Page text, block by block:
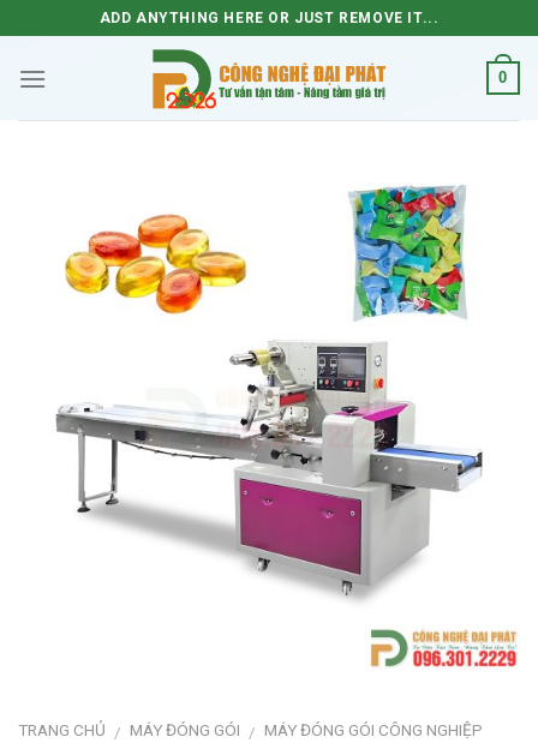
to
content
ADD ANYTHING HERE OR JUST REMOVE IT...
0
TRANG CHỦ / MÁY ĐÓNG GÓI / MÁY ĐÓNG GÓI CÔNG NGHIỆP